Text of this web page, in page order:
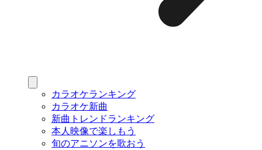
カラオケランキング
カラオケ新曲
新曲トレンドランキング
本人映像で楽しもう
旬のアニソンを歌おう